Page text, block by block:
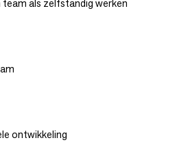
team als zelfstandig werken
ontwikkeling